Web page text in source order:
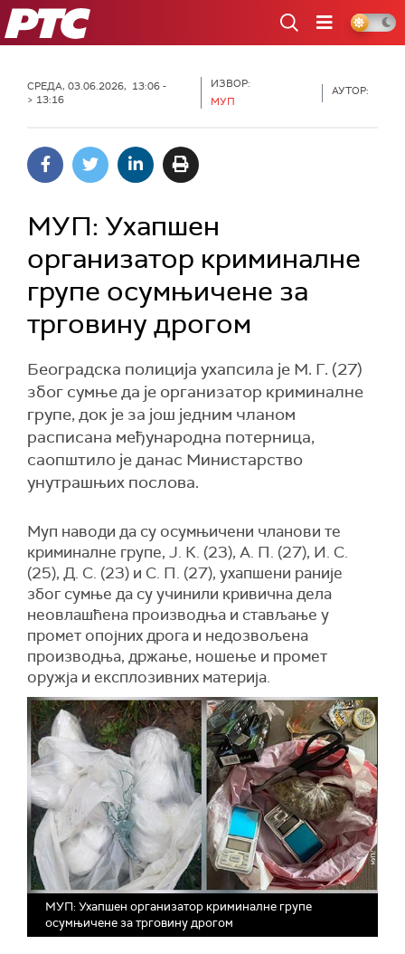
РТС
СРЕДА, 03.06.2026, 13:06 -
> 13:16
ИЗВОР:
МУП
АУТОР:
МУП: Ухапшен
организатор криминалне
групе осумњичене за
трговину дрогом
Београдска полиција ухапсила је М. Г. (27)
због сумње да је организатор криминалне
групе, док је за још једним чланом
расписана међународна потерница,
саопштило је данас Министарство
унутрашњих послова.
Муп наводи да су осумњичени чланови те
криминалне групе, Ј. К. (23), А. П. (27), И. С.
(25), Д. С. (23) и С. П. (27), ухапшени раније
због сумње да су учинили кривична дела
неовлашћена производња и стављање у
промет опојних дрога и недозвољена
производња, држање, ношење и промет
оружја и експлозивних материја.
МУП: Ухапшен организатор криминалне групе
осумњичене за трговину дрогом